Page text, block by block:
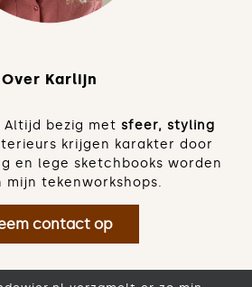
Over Karlijn
bezig met sfeer, styling
krijgen karakter door
en lege sketchbooks worden
mijn tekenworkshops.
contact op